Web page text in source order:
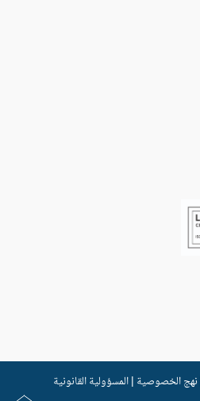
نهج الخصوصية |المسؤولية القانونية